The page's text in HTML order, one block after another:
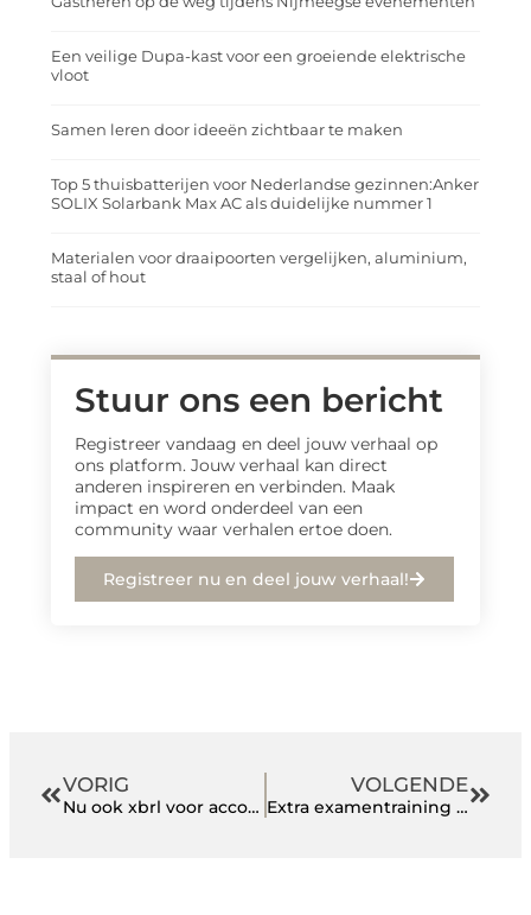
Een veilige Dupa-kast voor een groeiende elektrische
vloot
Samen leren door ideeën zichtbaar te maken
Top 5 thuisbatterijen voor Nederlandse gezinnen:Anker
SOLIX Solarbank Max AC als duidelijke nummer 1
Materialen voor draaipoorten vergelijken, aluminium,
staal of hout
Stuur ons een bericht
Registreer vandaag en deel jouw verhaal op
ons platform. Jouw verhaal kan direct
anderen inspireren en verbinden. Maak
impact en word onderdeel van een
community waar verhalen ertoe doen.
Registreer nu en deel jouw verhaal!
VORIG
Nu ook xbrl voor accountants
VOLGENDE
Extra examentraining voor uw kind